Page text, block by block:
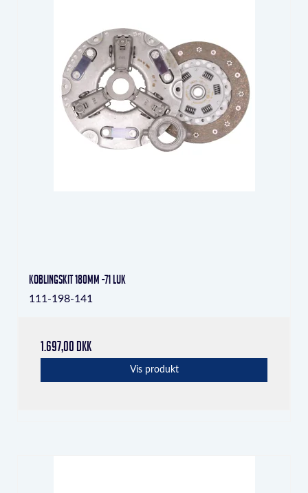
Koblingskit 180mm -71 LUK
111-198-141
1.697,00 DKK
Vis produkt